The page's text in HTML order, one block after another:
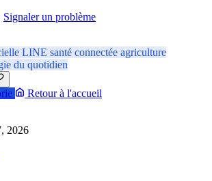
Signaler un problème
LINE santé connectée agriculture
du quotidien
Retour à l'accueil
2026